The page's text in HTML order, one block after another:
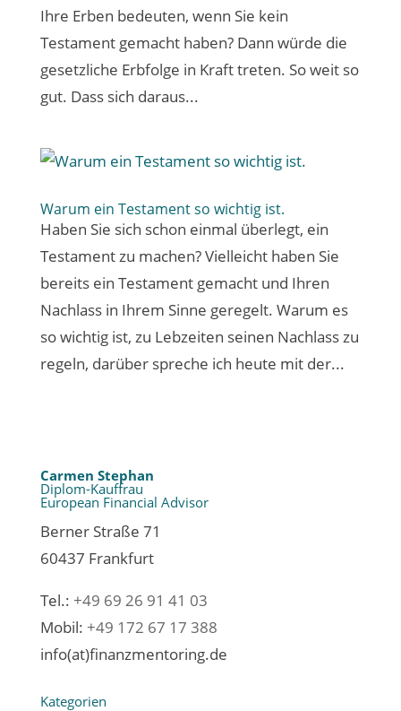
Ihre Erben bedeuten, wenn Sie kein
Testament gemacht haben? Dann würde die
gesetzliche Erbfolge in Kraft treten. So weit so
gut. Dass sich daraus...
Warum ein Testament so wichtig ist.
Haben Sie sich schon einmal überlegt, ein
Testament zu machen? Vielleicht haben Sie
bereits ein Testament gemacht und Ihren
Nachlass in Ihrem Sinne geregelt. Warum es
so wichtig ist, zu Lebzeiten seinen Nachlass zu
regeln, darüber spreche ich heute mit der...
Carmen Stephan
Diplom-Kauffrau
European Financial Advisor
Berner Straße 71
60437 Frankfurt
Tel.: +49 69 26 91 41 03
Mobil: +49 172 67 17 388
info(at)finanzmentoring.de
Kategorien